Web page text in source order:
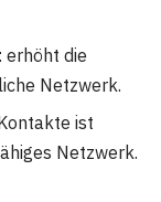
erhöht die
Netzwerk.
ist
Netzwerk.